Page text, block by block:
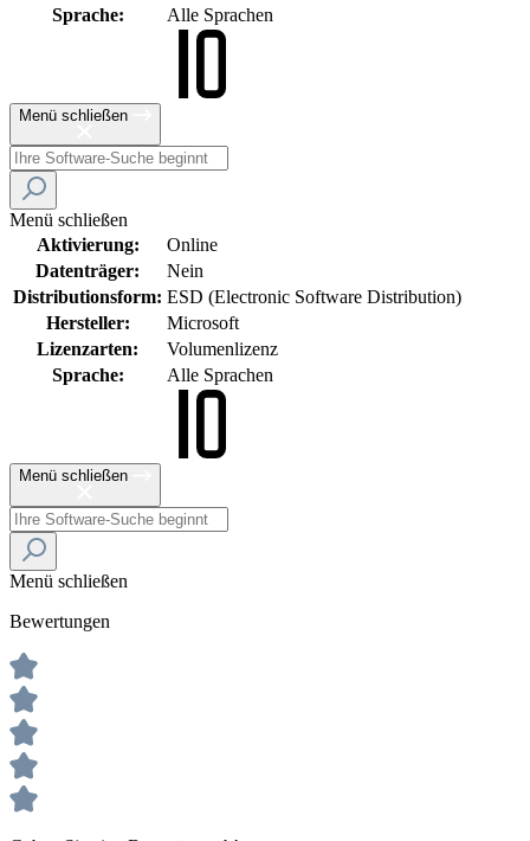
Sprache:
Alle Sprachen
Menü schließen
Menü schließen
Aktivierung:
Online
Datenträger:
Nein
Distributionsform: ESD (Electronic Software Distribution)
Hersteller:
Microsoft
Lizenzarten:
Volumenlizenz
Sprache:
Alle Sprachen
Menü schließen
Menü schließen
Bewertungen